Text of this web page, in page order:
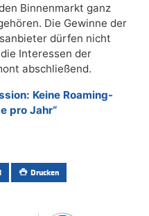
Binnenmarkt ganz
Die Gewinne der
dürfen nicht
Interessen der
abschließend.
Keine Roaming-
pro Jahr“
Drucken